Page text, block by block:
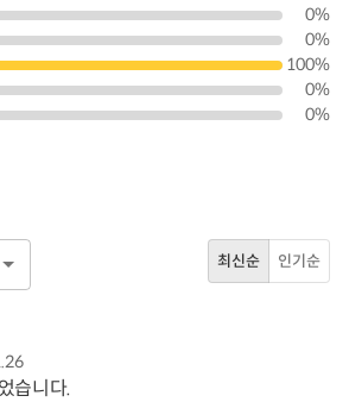
0%
0%
100%
0%
0%
최신순 인기순
습니다.